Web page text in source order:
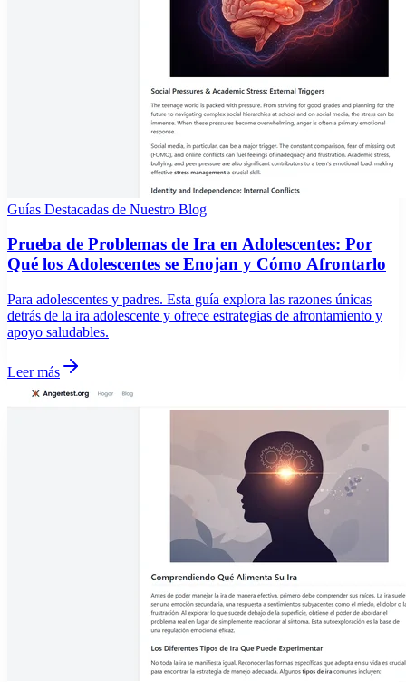
Guías Destacadas de Nuestro Blog
Prueba de Problemas de Ira en Adolescentes: Por
Qué los Adolescentes se Enojan y Cómo Afrontarlo
Para adolescentes y padres. Esta guía explora las razones únicas
detrás de la ira adolescente y ofrece estrategias de afrontamiento y
apoyo saludables.
Leer más